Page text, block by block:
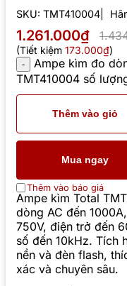
SKU: TMT410004
1.261.000₫
(Tiết kiệm 173.000₫)
Ampe kìm đo
TMT410004 số
Thêm vào giỏ
Mua ngay
Thêm vào báo giá
Ampe kìm Total
dòng AC đến
750V, điện trở đến
số đến 10kHz. Tích
nền và đèn flash,
xác và chuyên sâu.